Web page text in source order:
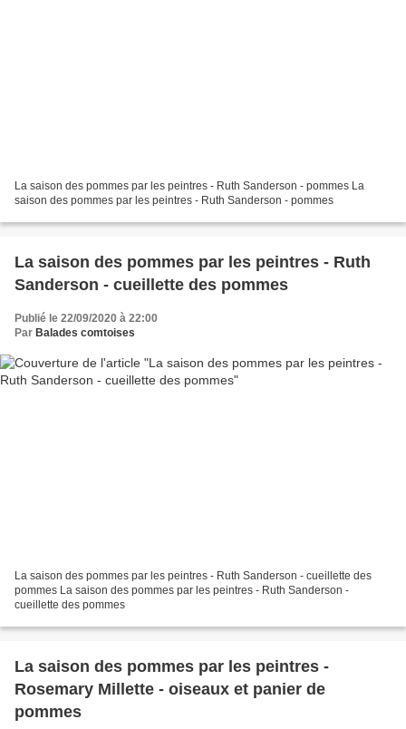
La saison des pommes par les peintres - Ruth Sanderson - pommes La
saison des pommes par les peintres - Ruth Sanderson - pommes
La saison des pommes par les peintres - Ruth
Sanderson - cueillette des pommes
Publié le 22/09/2020 à 22:00
Par Balades comtoises
La saison des pommes par les peintres - Ruth Sanderson - cueillette des
pommes La saison des pommes par les peintres - Ruth Sanderson -
cueillette des pommes
La saison des pommes par les peintres -
Rosemary Millette - oiseaux et panier de
pommes